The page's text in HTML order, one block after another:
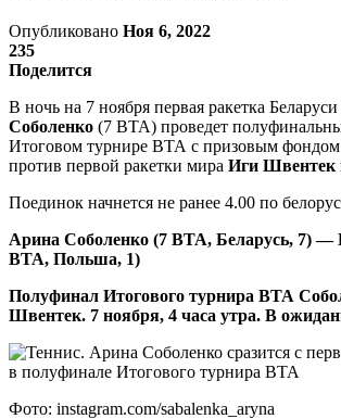
Опубликовано Ноя 6, 2022
235
Поделится
В ночь на 7 ноября первая ракетка Беларуси
Соболенко (7 ВТА) проведет
Итоговом турнире ВТА с призовым фондом
против первой ракетки мира Иги Швентек
Поединок начнется не ранее 4.00 по
Арина Соболенко (7 ВТА, Беларусь, 7) —
ВТА, Польша, 1)
Полуфинал Итогового турнира ВТА
Швентек. 7 ноября, 4 часа утра. В
Фото: instagram.com/sabalenka_aryna